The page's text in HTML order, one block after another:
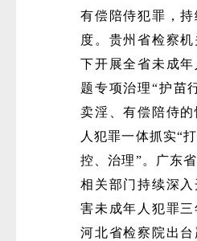
有偿陪侍犯罪，
度。贵州省检察
下开展全省未成
题专项治理“护苗
卖淫、有偿陪侍
人犯罪一体抓实“
控、治理”。广东
相关部门持续深
害未成年人犯罪三
河北省检察院出